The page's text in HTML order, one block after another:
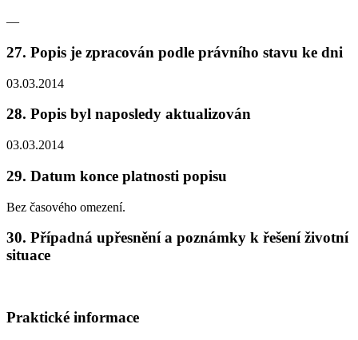
—
27. Popis je zpracován podle právního stavu ke dni
03.03.2014
28. Popis byl naposledy aktualizován
03.03.2014
29. Datum konce platnosti popisu
Bez časového omezení.
30. Případná upřesnění a poznámky k řešení životní
situace
Praktické informace